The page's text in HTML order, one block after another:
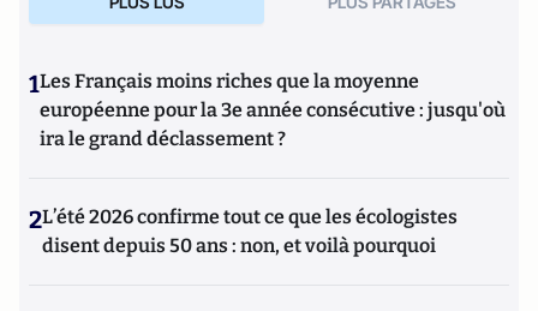
1Les Français moins riches que la moyenne
européenne pour la 3e année consécutive : jusqu'où
ira le grand déclassement ?
2L’été 2026 confirme tout ce que les écologistes
disent depuis 50 ans : non, et voilà pourquoi